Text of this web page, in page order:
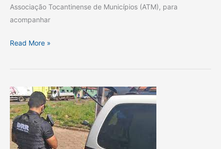
Associação Tocantinense de Municípios (ATM), para
acompanhar
Read More »
Polícia
apreende
adolescente
apontado
como